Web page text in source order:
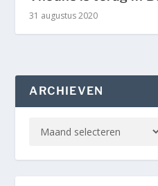
31 augustus 2020
ARCHIEVEN